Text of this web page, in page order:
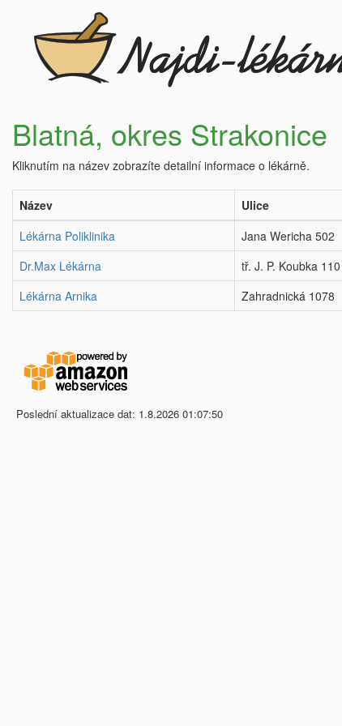
Blatná, okres Strakonice
Kliknutím na název zobrazíte detailní informace o lékárně.
Název Ulice
Lékárna Poliklinika
Jana Wericha 502
Dr.Max Lékárna
tř. J. P. Koubka 110
Lékárna Arnika
Zahradnická 1078
Poslední aktualizace dat: 1.8.2026 01:07:50